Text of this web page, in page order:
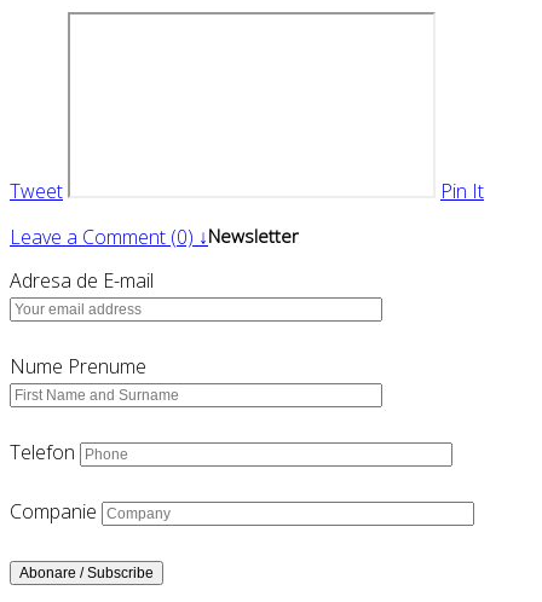
Tweet
Pin It
Leave a Comment (0) ↓Newsletter
Adresa de E-mail
Nume Prenume
Telefon
Companie